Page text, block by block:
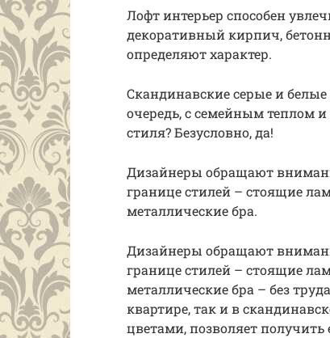
Лофт интерьер способен
декоративный кирпич,
определяют характер.
Скандинавские серые и
очередь, с семейным теплом
стиля? Безусловно, да!
Дизайнеры обращают
границе стилей – стоящие
металлические бра.
Дизайнеры обращают
границе стилей – стоящие
металлические бра – без
квартире, так и в
цветами, позволяет